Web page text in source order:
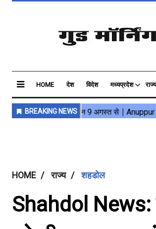
HOME देश विदेश मध्यप्रदेश राज्य
HOME राज्य शहडोल
Shahdol News: